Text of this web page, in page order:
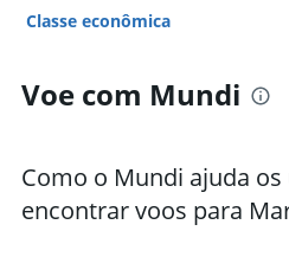
Classe econômica
Voe com Mundi
Como o Mundi ajuda os
encontrar voos para